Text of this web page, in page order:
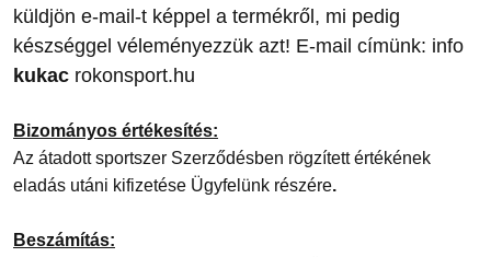
küldjön e-mail-t képpel a termékről, mi pedig
készséggel véleményezzük azt! E-mail címünk: info
kukac rokonsport.hu
Bizományos értékesítés:
Az átadott sportszer Szerződésben rögzített értékének
eladás utáni kifizetése Ügyfelünk részére.
Beszámítás: